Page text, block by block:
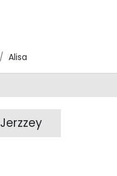
Alisa
Jerzzey